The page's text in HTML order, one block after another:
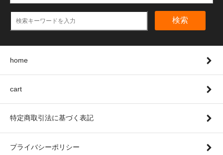
検索
home
cart
特定商取引法に基づく表記
プライバシーポリシー